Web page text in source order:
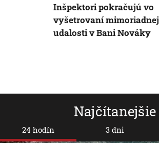
Najčítanejšie
24 hodín 3 dni
Inšpektori pokračujú vo
vyšetrovaní mimoriadnej
udalosti v Bani Nováky